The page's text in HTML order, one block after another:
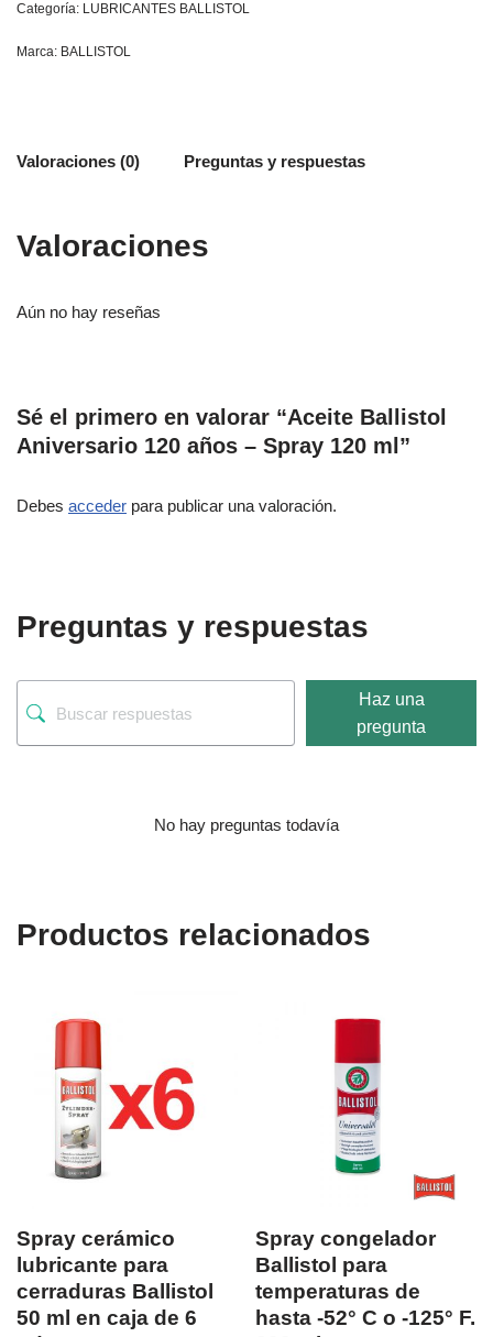
Categoría: LUBRICANTES BALLISTOL
Marca: BALLISTOL
Valoraciones (0) Preguntas y respuestas
Valoraciones
Aún no hay reseñas
Sé el primero en valorar “Aceite Ballistol
Aniversario 120 años – Spray 120 ml”
Debes acceder para publicar una valoración.
Preguntas y respuestas
Haz una
pregunta
No hay preguntas todavía
Productos relacionados
Spray cerámico
lubricante para
cerraduras Ballistol
50 ml en caja de 6
Spray congelador
Ballistol para
temperaturas de
hasta -52° C o -125° F.